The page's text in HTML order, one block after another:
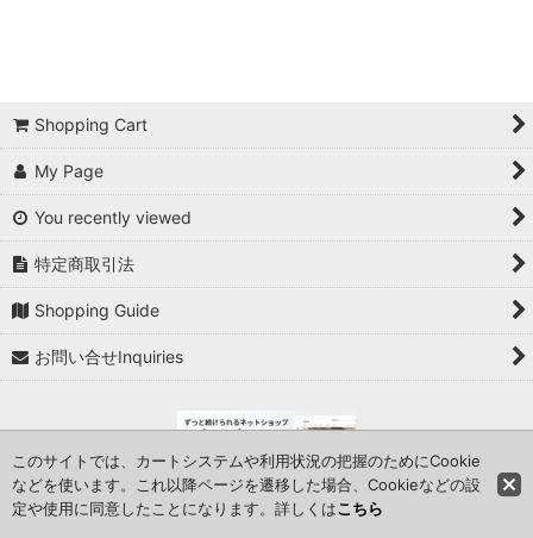
Shopping Cart
My Page
You recently viewed
特定商取引法
Shopping Guide
お問い合せInquiries
Copyright (C) 2006 TOOL FOR U
このサイトでは、カートシステムや利用状況の把握のためにCookie
などを使います。これ以降ページを遷移した場合、Cookieなどの設
定や使用に同意したことになります。詳しくはこちら